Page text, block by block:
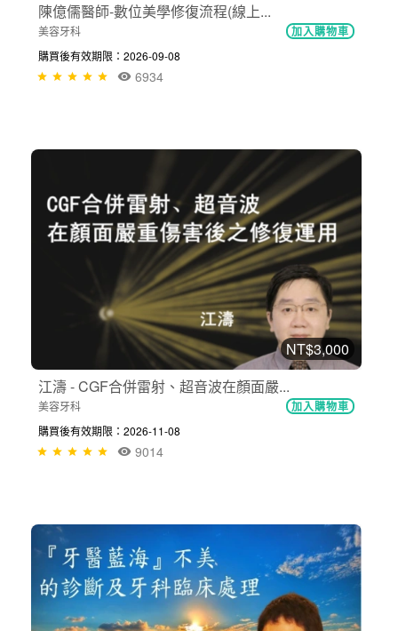
陳億儒醫師-數位美學修復流程(線上...
美容牙科 加入購物車
購買後有效期限：2026-09-08
6934
NT$3,000
江濤 - CGF合併雷射、超音波在顏面嚴...
美容牙科 加入購物車
購買後有效期限：2026-11-08
9014